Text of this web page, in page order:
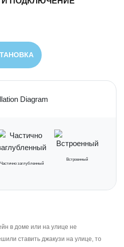
в доме или на улице не
ставить джакузи на улице, то
Частично заглубленный
Встроенный